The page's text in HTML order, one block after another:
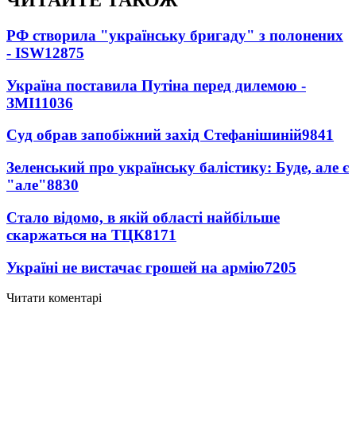
РФ створила "українську бригаду" з полонених
- ISW12875
Україна поставила Путіна перед дилемою -
ЗМІ11036
Суд обрав запобіжний захід Стефанішиній9841
Зеленський про українську балістику: Буде, але є
"але"8830
Стало відомо, в якій області найбільше
скаржаться на ТЦК8171
Україні не вистачає грошей на армію7205
Читати коментарі